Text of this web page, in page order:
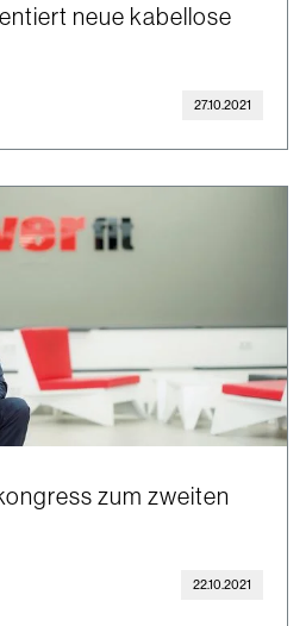
neue kabellose
27.10.2021
zum zweiten
22.10.2021